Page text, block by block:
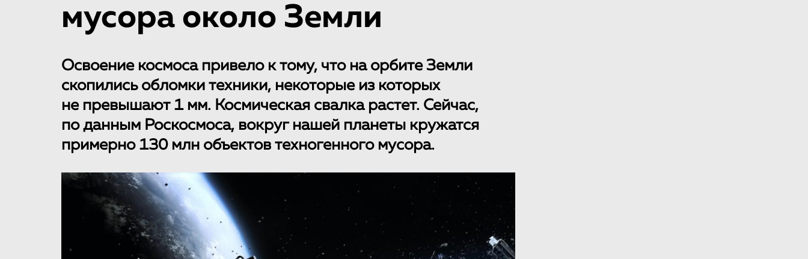
мусора около Земли
Освоение космоса привело к тому, что на орбите Земли
скопились обломки техники, некоторые из которых
не превышают 1 мм. Космическая свалка растет. Сейчас,
по данным Роскосмоса, вокруг нашей планеты кружатся
примерно 130 млн объектов техногенного мусора.